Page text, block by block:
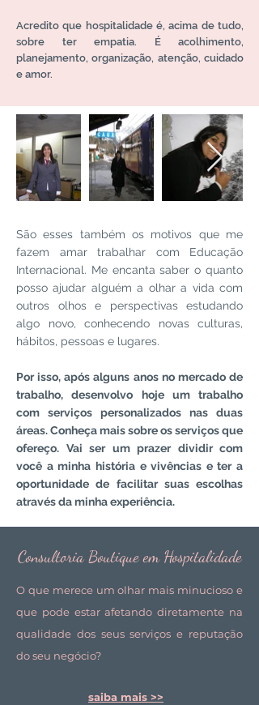
Acredito que hospitalidade é, acima de tudo,
sobre ter empatia. É acolhimento,
planejamento, organização, atenção, cuidado
e amor.
São esses também os motivos que me
fazem amar trabalhar com Educação
Internacional. Me encanta saber o quanto
posso ajudar alguém a olhar a vida com
outros olhos e perspectivas estudando
algo novo, conhecendo novas culturas,
hábitos, pessoas e lugares.
Por isso, após alguns anos no mercado de
trabalho, desenvolvo hoje um trabalho
com serviços personalizados nas duas
áreas. Conheça mais sobre os serviços que
ofereço. Vai ser um prazer dividir com
você a minha história e vivências e ter a
oportunidade de facilitar suas escolhas
através da minha experiência.
Consultoria Boutique em Hospitalidade
O que merece um olhar mais minucioso e
que pode estar afetando diretamente na
qualidade dos seus serviços e reputação
do seu negócio?
saiba mais >>